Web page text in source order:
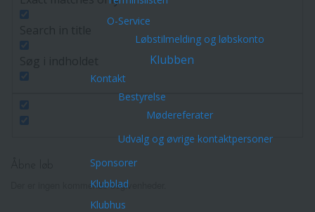
O-Service
Løbstilmelding og løbskonto
Klubben
Kontakt
Bestyrelse
Mødereferater
Udvalg og øvrige kontaktpersoner
Sponsorer
Klubblad
Klubhus
Der er ingen kommende begivenheder.